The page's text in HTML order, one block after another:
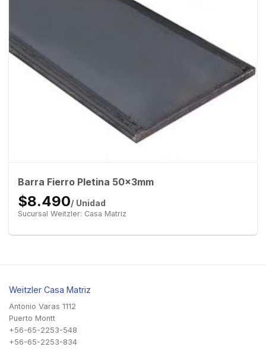
Barra Fierro Pletina 50x3mm
$8.490/ Unidad
Sucursal Weitzler: Casa Matriz
Weitzler Casa Matriz
Antonio Varas 1112
Puerto Montt
+56-65-2253-548
+56-65-2253-834